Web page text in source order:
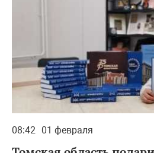
08:42 01 февраля